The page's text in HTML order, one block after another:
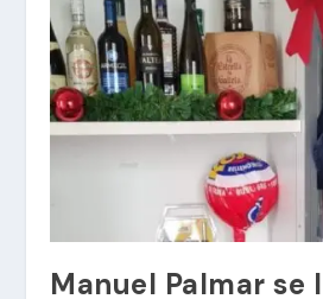
Manuel Palmar se